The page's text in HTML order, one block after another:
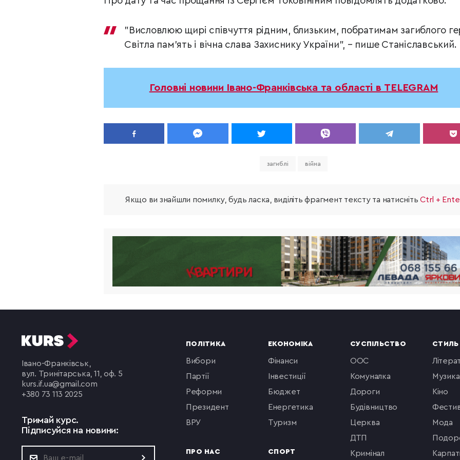
”Висловлюю щирі співчуття рідним, близьким, побратимам загиблого
Світла пам’ять і вічна слава Захиснику України”, – пише Станіславський.
Головні новини Івано-Франківська та області в TELEGRAM
загиблі війна
Якщо ви знайшли помилку, будь ласка, виділіть фрагмент тексту та натиснітьCtrl +
Івано-Франківськ,
вул. Тринітарська, 11, оф. 5
kurs.if.ua@gmail.com
+380 73 113 2025
Тримай курс.
Підписуйся на новини:
ПОЛІТИКА
вибори
партії
реформи
президент
ВРУ
ПРО НАС
ЕКОНОМІКА
фінанси
інвестиції
бюджет
енергетика
туризм
СПОРТ
СУСПІЛЬСТВО
ООС
комуналка
Дороги
будівництво
церква
ДТП
кримінал
музика
кіно
мода